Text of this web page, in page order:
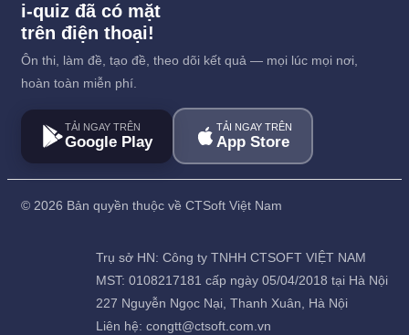
i-quiz đã có mặt
trên điện thoại!
Ôn thi, làm đề, tạo đề, theo dõi kết quả — mọi lúc mọi nơi,
hoàn toàn miễn phí.
TẢI NGAY TRÊN
Google Play
TẢI NGAY TRÊN
App Store
© 2026 Bản quyền thuộc về CTSoft Việt Nam
Trụ sở HN: Công ty TNHH CTSOFT VIỆT NAM
MST: 0108217181 cấp ngày 05/04/2018 tại Hà Nội
227 Nguyễn Ngọc Nại, Thanh Xuân, Hà Nội
Liên hệ: congtt@ctsoft.com.vn